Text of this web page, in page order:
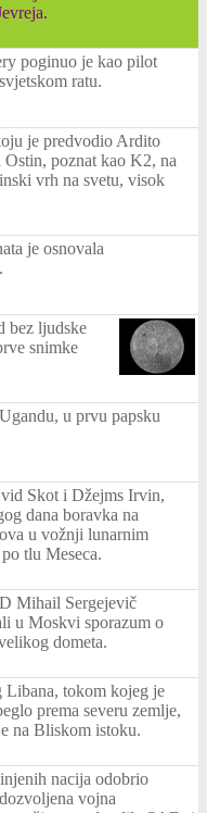
poginuo je kao pilot
ratu.
je predvodio Ardito
poznat kao K2, na
vrh na svetu, visok
je osnovala
bez ljudske
snimke
u prvu papsku
Skot i Džejms Irvin,
dana boravka na
u vožnji lunarnim
tlu Meseca.
Mihail Sergejevič
u Moskvi sporazum o
dometa.
Libana, tokom kojeg je
prema severu zemlje,
na Bliskom istoku.
nacija odobrio
vojna